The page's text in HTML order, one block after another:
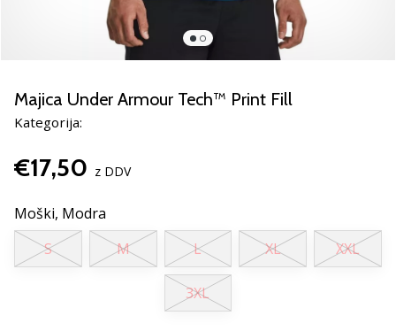
kot
brend
Prikaži
vse
članke
Majica Under Armour Tech™ Print Fill
Kategorija:
€17,50 z DDV
Moški, Modra
S
M L XL XXL
3XL